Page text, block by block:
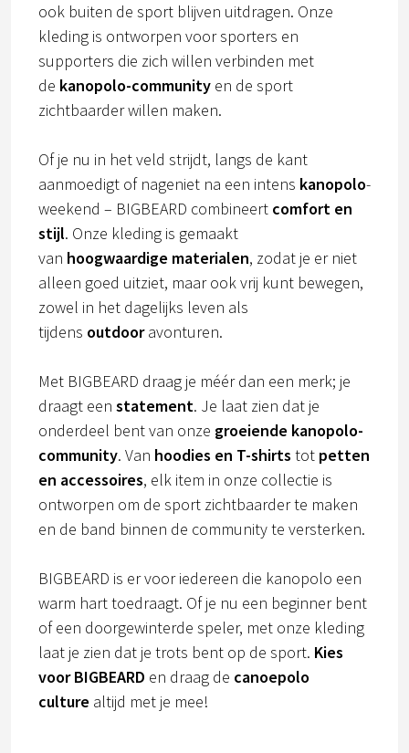
ook buiten de sport blijven uitdragen. Onze
kleding is ontworpen voor sporters en
supporters die zich willen verbinden met
de kanopolo-community en de sport
zichtbaarder willen maken.
Of je nu in het veld strijdt, langs de kant
aanmoedigt of nageniet na een intens kanopolo-
weekend – BIGBEARD combineert comfort en
stijl. Onze kleding is gemaakt
van hoogwaardige materialen, zodat je er niet
alleen goed uitziet, maar ook vrij kunt bewegen,
zowel in het dagelijks leven als
tijdens outdooravonturen.
Met BIGBEARD draag je méér dan een merk; je
draagt een statement. Je laat zien dat je
onderdeel bent van onze groeiende kanopolo-
community. Van hoodies en T-shirts tot petten
en accessoires, elk item in onze collectie is
ontworpen om de sport zichtbaarder te maken
en de band binnen de community te versterken.
BIGBEARD is er voor iedereen die kanopolo een
warm hart toedraagt. Of je nu een beginner bent
of een doorgewinterde speler, met onze kleding
laat je zien dat je trots bent op de sport. Kies
voor BIGBEARD en draag de canoepolo
culture altijd met je mee!